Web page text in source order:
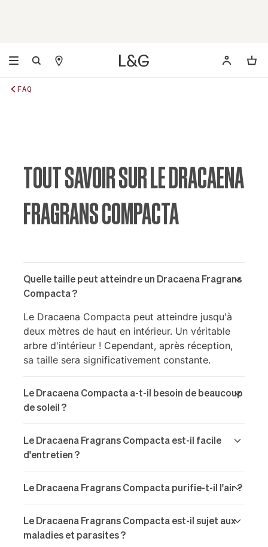
FAQ
TOUT SAVOIR SUR LE DRACAENA
FRAGRANS COMPACTA
Quelle taille peut atteindre un Dracaena Fragrans
Compacta ?
Le Dracaena Compacta peut atteindre jusqu'à
deux mètres de haut en intérieur. Un véritable
arbre d'intérieur ! Cependant, après réception,
sa taille sera significativement constante.
Le Dracaena Compacta a-t-il besoin de beaucoup
de soleil ?
Le Dracaena Fragrans Compacta est-il facile
d'entretien ?
Le Dracaena Fragrans Compacta purifie-t-il l'air ?
Le Dracaena Fragrans Compacta est-il sujet aux
maladies et parasites ?